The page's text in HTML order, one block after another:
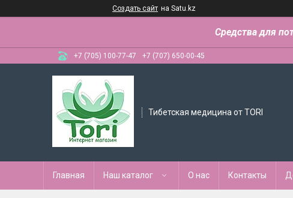
Создать сайт на Satu.kz
Средства для
+7 (705) 100-77-47 +7 (707) 650-00-45
Тибетская медицина от TORI
Главная Наш каталог О нас Контакты